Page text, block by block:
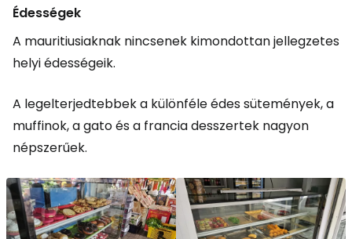
Édességek
A mauritiusiaknak nincsenek kimondottan jellegzetes
helyi édességeik.
A legelterjedtebbek a különféle édes sütemények, a
muffinok, a gato és a francia desszertek nagyon
népszerűek.